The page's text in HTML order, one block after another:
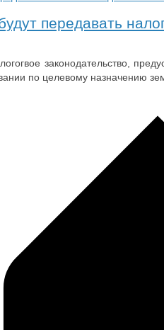
передавать
законодательство,
по целевому назначению